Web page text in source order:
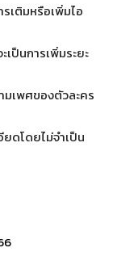
เติมหรือเพิ่มไอ
ป็นการเพิ่มระยะ
มเพศของตัวละคร
ดโดยไม่จำเป็น